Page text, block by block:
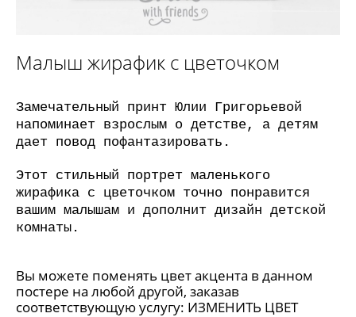
Малыш жирафик с цветочком
Замечательный принт Юлии Григорьевой
напоминает взрослым о детстве, а детям
дает повод пофантазировать.
Этот стильный портрет маленького
жирафика с цветочком точно понравится
вашим малышам и дополнит дизайн детской
комнаты.
Вы можете поменять цвет акцента в данном
постере на любой другой, заказав
соответствующую услугу: ИЗМЕНИТЬ ЦВЕТ